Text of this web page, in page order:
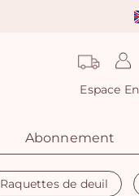
Espace
Abonnement
Raquettes de deuil